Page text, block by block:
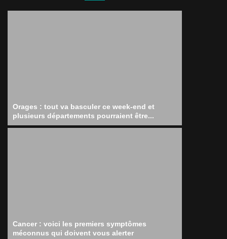
Orages : tout va basculer ce week-end et
plusieurs départements pourraient être...
Cancer : voici les premiers symptômes
méconnus qui doivent vous alerter